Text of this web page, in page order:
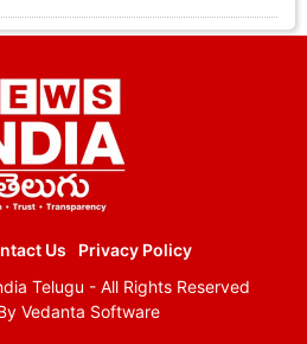
Us
Privacy Policy
Telugu - All Rights Reserved
Vedanta Software